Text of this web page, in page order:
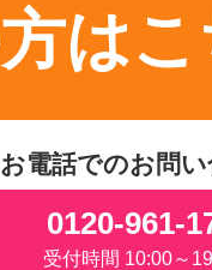
はこ
お電話でのお問
0120-961-
受付時間 10:00～